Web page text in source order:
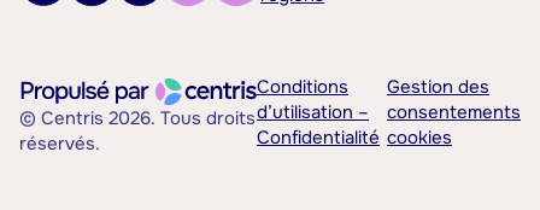
© Centris 2026. Tous droits
réservés.
Conditions
d’utilisation –
Confidentialité
Gestion des
consentements
cookies